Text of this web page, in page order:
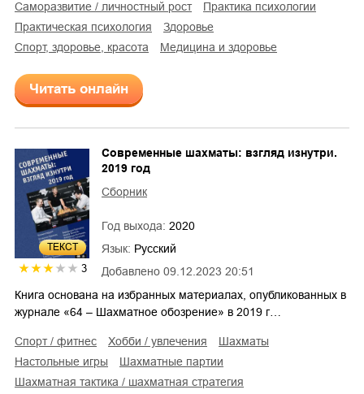
саморазвитие / личностный рост
практика психологии
практическая психология
здоровье
спорт, здоровье, красота
медицина и здоровье
Читать онлайн
ТЕКСТ
3 Добавлено 09.12.2023 20:51
Современные шахматы: взгляд изнутри.
2019 год
Сборник
Год выхода: 2020
Язык: Русский
Книга основана на избранных материалах, опубликованных в
журнале «64 – Шахматное обозрение» в 2019 г…
спорт / фитнес хобби / увлечения
шахматы
настольные игры
шахматные партии
шахматная тактика / шахматная стратегия